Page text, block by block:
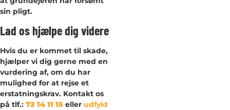
sin pligt.
Lad os hjælpe dig videre
Hvis du er kommet til skade,
hjælper vi dig gerne med en
vurdering af, om du har
mulighed for at rejse et
erstatningskrav. Kontakt os
på tlf.: 72 14 11 15 eller udfyld